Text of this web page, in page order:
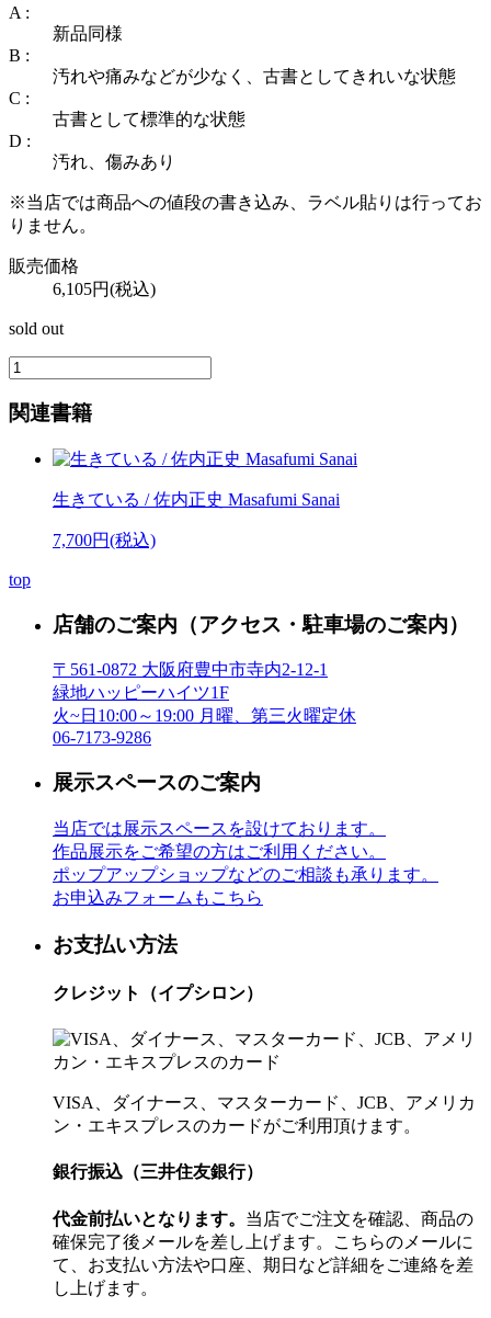
A :
新品同様
B :
汚れや痛みなどが少なく、古書としてきれいな状態
C :
古書として標準的な状態
D :
汚れ、傷みあり
※当店では商品への値段の書き込み、ラベル貼りは行ってお
りません。
販売価格
6,105円(税込)
sold out
関連書籍
生きている / 佐内正史 Masafumi Sanai
7,700円(税込)
top
店舗のご案内 （アクセス・駐車場のご案内）
〒561-0872 大阪府豊中市寺内2-12-1
緑地ハッピーハイツ1F
火~日10:00～19:00 月曜、第三火曜定休
06-7173-9286
展示スペースのご案内
当店では展示スペースを設けております。
作品展示をご希望の方はご利用ください。
ポップアップショップなどのご相談も承ります。
お申込みフォームもこちら
お支払い方法
クレジット（イプシロン）
VISA、ダイナース、マスターカード、JCB、アメリカ
ン・エキスプレスのカードがご利用頂けます。
銀行振込（三井住友銀行）
代金前払いとなります。 当店でご注文を確認、商品の
確保完了後メールを差し上げます。こちらのメールに
て、お支払い方法や口座、期日など詳細をご連絡を差
し上げます。